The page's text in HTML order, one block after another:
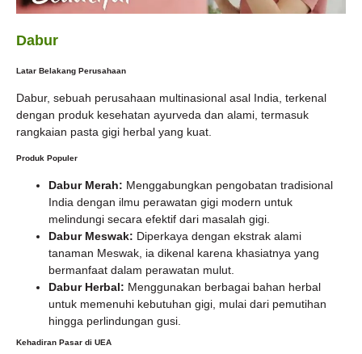
Dabur
Latar Belakang Perusahaan
Dabur, sebuah perusahaan multinasional asal India, terkenal
dengan produk kesehatan ayurveda dan alami, termasuk
rangkaian pasta gigi herbal yang kuat.
Produk Populer
Dabur Merah: Menggabungkan pengobatan tradisional
India dengan ilmu perawatan gigi modern untuk
melindungi secara efektif dari masalah gigi.
Dabur Meswak: Diperkaya dengan ekstrak alami
tanaman Meswak, ia dikenal karena khasiatnya yang
bermanfaat dalam perawatan mulut.
Dabur Herbal: Menggunakan berbagai bahan herbal
untuk memenuhi kebutuhan gigi, mulai dari pemutihan
hingga perlindungan gusi.
Kehadiran Pasar di UEA